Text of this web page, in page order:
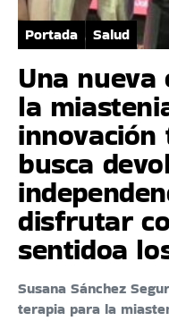
Portada Salud
Una
la
busca
disfrutar
sentidoa
Susana Sánchez
terapia para la